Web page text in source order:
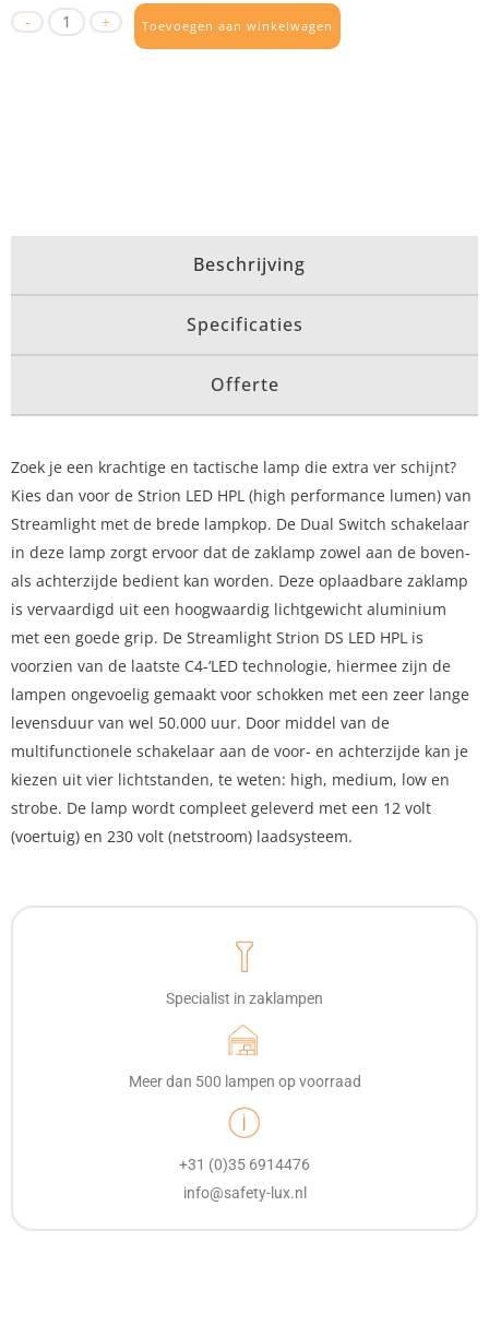
Toevoegen aan winkelwagen
Beschrijving
Specificaties
Offerte
Zoek je een krachtige en tactische lamp die extra ver schijnt?
Kies dan voor de Strion LED HPL (high performance lumen) van
Streamlight met de brede lampkop. De Dual Switch schakelaar
in deze lamp zorgt ervoor dat de zaklamp zowel aan de boven-
als achterzijde bedient kan worden. Deze oplaadbare zaklamp
is vervaardigd uit een hoogwaardig lichtgewicht aluminium
met een goede grip. De Streamlight Strion DS LED HPL is
voorzien van de laatste C4-‘LED technologie, hiermee zijn de
lampen ongevoelig gemaakt voor schokken met een zeer lange
levensduur van wel 50.000 uur. Door middel van de
multifunctionele schakelaar aan de voor- en achterzijde kan je
kiezen uit vier lichtstanden, te weten: high, medium, low en
strobe. De lamp wordt compleet geleverd met een 12 volt
(voertuig) en 230 volt (netstroom) laadsysteem.
Specialist in zaklampen
Meer dan 500 lampen op voorraad
+31 (0)35 6914476
info@safety-lux.nl